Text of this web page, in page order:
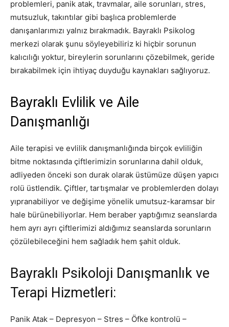
problemleri, panik atak, travmalar, aile sorunları, stres,
mutsuzluk, takıntılar gibi başlıca problemlerde
danışanlarımızı yalnız bırakmadık. Bayraklı Psikolog
merkezi olarak şunu söyleyebiliriz ki hiçbir sorunun
kalıcılığı yoktur, bireylerin sorunlarını çözebilmek, geride
bırakabilmek için ihtiyaç duyduğu kaynakları sağlıyoruz.
Bayraklı Evlilik ve Aile
Danışmanlığı
Aile terapisi ve evlilik danışmanlığında birçok evliliğin
bitme noktasında çiftlerimizin sorunlarına dahil olduk,
adliyeden önceki son durak olarak üstümüze düşen yapıcı
rolü üstlendik. Çiftler, tartışmalar ve problemlerden dolayı
yıpranabiliyor ve değişime yönelik umutsuz-karamsar bir
hale bürünebiliyorlar. Hem beraber yaptığımız seanslarda
hem ayrı ayrı çiftlerimizi aldığımız seanslarda sorunların
çözülebileceğini hem sağladık hem şahit olduk.
Bayraklı Psikoloji Danışmanlık ve
Terapi Hizmetleri:
Panik Atak – Depresyon – Stres – Öfke kontrolü –